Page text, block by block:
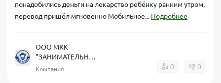
понадобились деньги на лекарство ребёнку ранним утром,
перевод пришёл мгновенно Мобильное... Подробнее
ООО МКК
"ЗАНИМАТЕЛЬНЫЕ
ФИНАНСЫ"
Компания 👍 0 👎 0